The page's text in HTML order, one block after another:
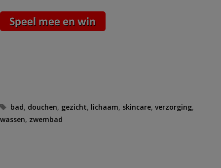
Tags
bad, douchen, gezicht, lichaam, skincare,verzorging,
wassen, zwembad